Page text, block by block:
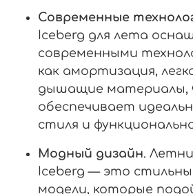
Современные
Iceberg для лета
современными
как амортизация,
дышащие материалы,
обеспечивает
стиля и
Модный дизайн.
Iceberg — это
модели, которые